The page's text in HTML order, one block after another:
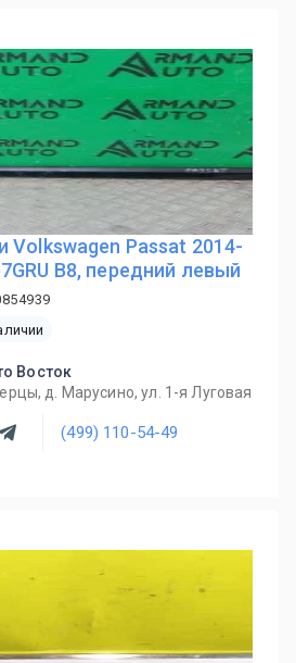
Volkswagen Passat 2014-
B8, передний левый
Восток
д. Марусино, ул. 1-я Луговая
(499) 110-54-49